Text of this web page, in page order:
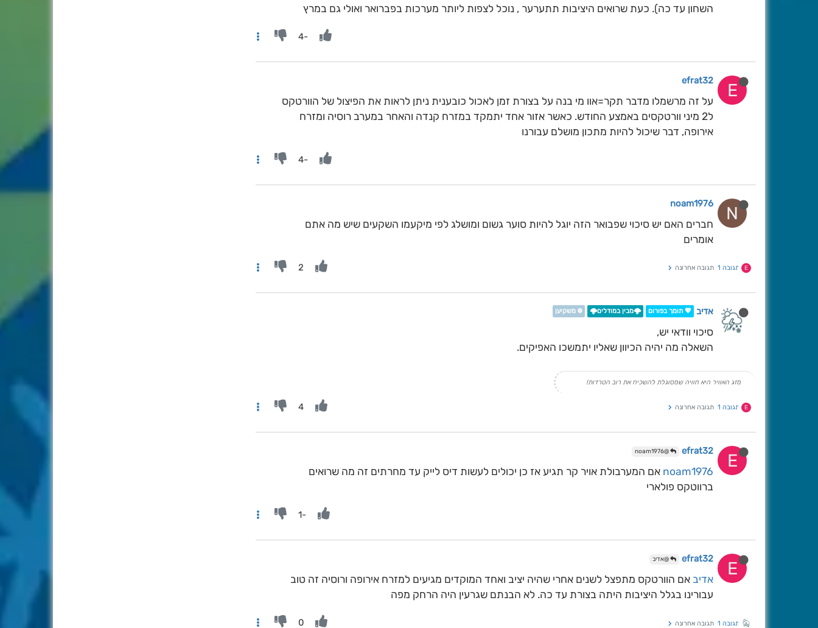
השחון עד כה). כעת שרואים היציבות תתערער , נוכל לצפות ליותר מערכות בפברואר ואולי גם במרץ
-4
E
efrat32
על זה מרשמלו מדבר תקר=אוו מי בנה על בצורת זמן לאכול כובענית ניתן לראות את הפיצול של הוורטקס
ל2 מיני וורטקסים באמצע החודש. כאשר אזור אחד יתמקד במזרח קנדה והאחר במערב רוסיה ומזרח
אירופה, דבר שיכול להיות מתכון מושלם עבורנו
-4
N
noam1976
חברים האם יש סיכוי שפבואר הזה יוגל להיות סוער גשום ומושלג לפי מיקעמו השקעים שיש מה אתם
אומרים
E תגובה 1 תגובה אחרונה 2
אדיב 💖 תומך בפורום 🌩️מבין במודלים🌩️ ❄️ משקיען
סיכוי וודאי יש,
השאלה מה יהיה הכיוון שאליו יתמשכו האפיקים.
מזג האוויר היא חוויה שמסוגלת להשכיח את רוב הטרדות!
E תגובה 1 תגובה אחרונה 4
E
efrat32
@noam1976
noam1976 אם המערבולת אויר קר תגיע אז כן יכולים לעשות דיס לייק עד מחרתים זה מה שרואים
ברווטקס פולארי
-1
E
efrat32 @אדיב
אדיב אם הוורטקס מתפצל לשנים אחרי שהיה יציב ואחד המוקדים מגיעים למזרח אירופה ורוסיה זה טוב
עבורינו בגלל היציבות היתה בצורת עד כה. לא הבנתם שגרעין היה הרחק מפה
תגובה 1 תגובה אחרונה 0